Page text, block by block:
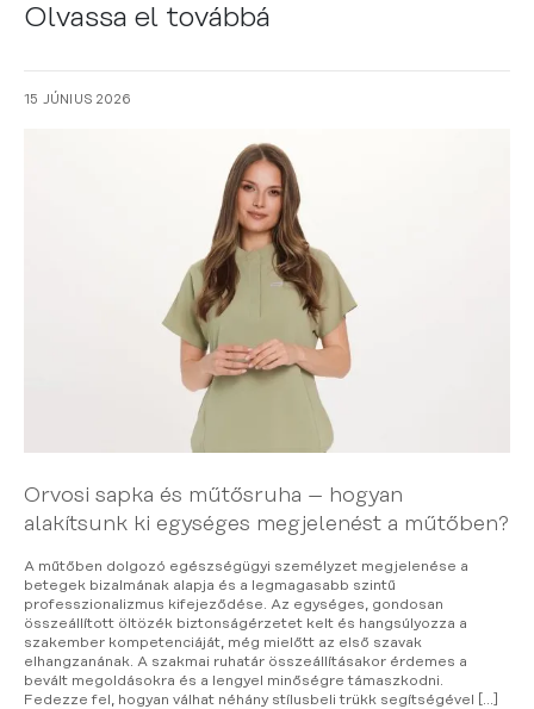
Olvassa el továbbá
15 JÚNIUS 2026
Orvosi sapka és műtősruha – hogyan
alakítsunk ki egységes megjelenést a műtőben?
A műtőben dolgozó egészségügyi személyzet megjelenése a
betegek bizalmának alapja és a legmagasabb szintű
professzionalizmus kifejeződése. Az egységes, gondosan
összeállított öltözék biztonságérzetet kelt és hangsúlyozza a
szakember kompetenciáját, még mielőtt az első szavak
elhangzanának. A szakmai ruhatár összeállításakor érdemes a
bevált megoldásokra és a lengyel minőségre támaszkodni.
Fedezze fel, hogyan válhat néhány stílusbeli trükk segítségével […]